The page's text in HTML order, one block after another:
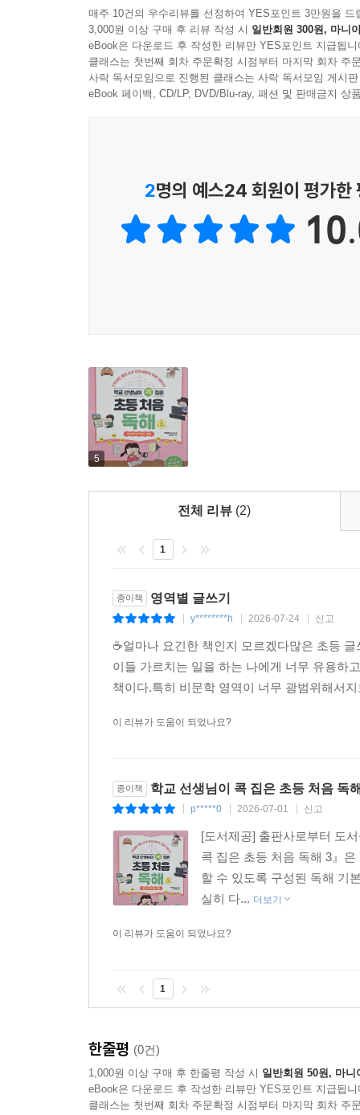
‘읽기→ 확인→ 표현하기’ 3단계로 독해력과 문해
이 책은 아이가 단순히 지문을 읽는 데 그치지 않
확인 → 표현’으로 이어지는 3단계 문해력 과정을
독해’, ‘문해력 퀴즈’를 통해 글의 핵심 내용을
지문을 통해 초등학생 때 익혀야 할 필수적인 교
한편, 아이 스스로 글을 분석하고 사고를 확장해
매주 10건의 우수리뷰를 선정하여 YES포인트 3만원을 드
3,000원 이상 구매 후 리뷰 작성 시 일반회원 300원, 마니
eBook은 다운로드 후 작성한 리뷰만 YES포인트 지급됩니
클래스는 첫번째 회차 주문확정 시점부터 마지막 회차 주
사락 독서모임으로 진행된 클래스는 사락 독서모임 게시
eBook 페이백, CD/LP, DVD/Blu-ray, 패션 및 판매금지 상
2명의 예스24 회원이 평가한
5
전체 리뷰 (2)
1
종이책 영역별 글쓰기
y********h 2026-07-24 신고
☕️얼마나 요긴한 책인지 모르겠다많은 초등
이들 가르치는 일을 하는 나에게 너무 유용하
책이다.특히 비문학 영역이 너무 광범위해서
이 리뷰가 도움이 되었나요?
종이책 학교 선생님이 콕 집은 초등 처음 독
p*****0 2026-07-01 신고
[도서제공] 출판사로부터 도
콕 집은 초등 처음 독해 3』
할 수 있도록 구성된 독해 기
실히 다... 더보기
이 리뷰가 도움이 되었나요?
1
한줄평 (0건)
1,000원 이상 구매 후 한줄평 작성 시 일반회원 50원, 마니
eBook은 다운로드 후 작성한 리뷰만 YES포인트 지급됩니
클래스는 첫번째 회차 주문확정 시점부터 마지막 회차 주